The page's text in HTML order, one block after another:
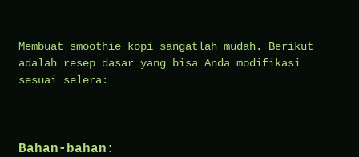
Membuat smoothie kopi sangatlah mudah. Berikut
adalah resep dasar yang bisa Anda modifikasi
sesuai selera:
Bahan-bahan: